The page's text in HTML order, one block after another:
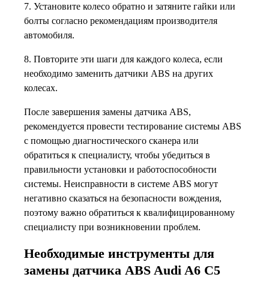
7. Установите колесо обратно и затяните гайки или
болты согласно рекомендациям производителя
автомобиля.
8. Повторите эти шаги для каждого колеса, если
необходимо заменить датчики ABS на других
колесах.
После завершения замены датчика ABS,
рекомендуется провести тестирование системы ABS
с помощью диагностического сканера или
обратиться к специалисту, чтобы убедиться в
правильности установки и работоспособности
системы. Неисправности в системе ABS могут
негативно сказаться на безопасности вождения,
поэтому важно обратиться к квалифицированному
специалисту при возникновении проблем.
Необходимые инструменты для
замены датчика ABS Audi A6 C5